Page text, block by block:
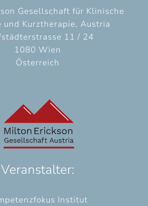
Gesellschaft für Klinische
und Kurztherapie, Austria
11 / 24
1080 Wien
Österreich
Veranstalter:
Institut